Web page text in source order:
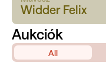
Widder Felix
Aukciók
All